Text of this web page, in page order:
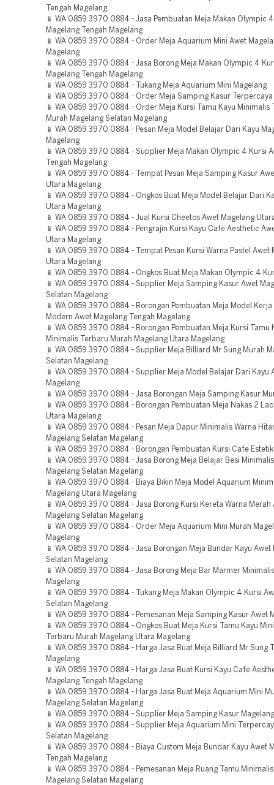
Tengah Magelang
📱 WA 0859 3970 0884 - Jasa Pembuatan Meja Makan Olympic
Magelang Tengah Magelang
📱 WA 0859 3970 0884 - Order Meja Aquarium Mini Awet
Magelang
📱 WA 0859 3970 0884 - Jasa Borong Meja Makan Olympic 4
Magelang Tengah Magelang
📱 WA 0859 3970 0884 - Tukang Meja Aquarium Mini Magelang
📱 WA 0859 3970 0884 - Order Meja Samping Kasur Terpercaya
📱 WA 0859 3970 0884 - Order Meja Kursi Tamu Kayu Minimalis
Murah Magelang Selatan Magelang
📱 WA 0859 3970 0884 - Pesan Meja Model Belajar Dari Kayu
Magelang
📱 WA 0859 3970 0884 - Supplier Meja Makan Olympic 4 Kursi
Tengah Magelang
📱 WA 0859 3970 0884 - Tempat Pesan Meja Samping Kasur
Utara Magelang
📱 WA 0859 3970 0884 - Ongkos Buat Meja Model Belajar Dari
Utara Magelang
📱 WA 0859 3970 0884 - Jual Kursi Cheetos Awet Magelang
📱 WA 0859 3970 0884 - Pengrajin Kursi Kayu Cafe Aesthetic
Utara Magelang
📱 WA 0859 3970 0884 - Tempat Pesan Kursi Warna Pastel Awet
Utara Magelang
📱 WA 0859 3970 0884 - Ongkos Buat Meja Makan Olympic 4
📱 WA 0859 3970 0884 - Supplier Meja Samping Kasur Awet
Selatan Magelang
📱 WA 0859 3970 0884 - Borongan Pembuatan Meja Model Kerja
Modern Awet Magelang Tengah Magelang
📱 WA 0859 3970 0884 - Borongan Pembuatan Meja Kursi Tamu
Minimalis Terbaru Murah Magelang Utara Magelang
📱 WA 0859 3970 0884 - Supplier Meja Billiard Mr Sung Murah
Selatan Magelang
📱 WA 0859 3970 0884 - Supplier Meja Model Belajar Dari Kayu
Magelang
📱 WA 0859 3970 0884 - Jasa Borongan Meja Samping Kasur
📱 WA 0859 3970 0884 - Borongan Pembuatan Meja Nakas 2
Utara Magelang
📱 WA 0859 3970 0884 - Pesan Meja Dapur Minimalis Warna
Magelang Selatan Magelang
📱 WA 0859 3970 0884 - Borongan Pembuatan Kursi Cafe
📱 WA 0859 3970 0884 - Jasa Borong Meja Belajar Besi
Magelang Selatan Magelang
📱 WA 0859 3970 0884 - Biaya Bikin Meja Model Aquarium
Magelang Utara Magelang
📱 WA 0859 3970 0884 - Jasa Borong Kursi Kereta Warna Merah
Magelang Selatan Magelang
📱 WA 0859 3970 0884 - Order Meja Aquarium Mini Murah
Magelang
📱 WA 0859 3970 0884 - Jasa Borongan Meja Bundar Kayu Awet
Selatan Magelang
📱 WA 0859 3970 0884 - Jasa Borong Meja Bar Marmer
Magelang
📱 WA 0859 3970 0884 - Tukang Meja Makan Olympic 4 Kursi
Selatan Magelang
📱 WA 0859 3970 0884 - Pemesanan Meja Samping Kasur Awet
📱 WA 0859 3970 0884 - Ongkos Buat Meja Kursi Tamu Kayu
Terbaru Murah Magelang Utara Magelang
📱 WA 0859 3970 0884 - Harga Jasa Buat Meja Billiard Mr Sung
Magelang
📱 WA 0859 3970 0884 - Harga Jasa Buat Kursi Kayu Cafe
Magelang Tengah Magelang
📱 WA 0859 3970 0884 - Harga Jasa Buat Meja Aquarium Mini
Magelang Selatan Magelang
📱 WA 0859 3970 0884 - Supplier Meja Samping Kasur Magelang
📱 WA 0859 3970 0884 - Supplier Meja Aquarium Mini
Selatan Magelang
📱 WA 0859 3970 0884 - Biaya Custom Meja Bundar Kayu Awet
Tengah Magelang
📱 WA 0859 3970 0884 - Pemesanan Meja Ruang Tamu
Magelang Selatan Magelang